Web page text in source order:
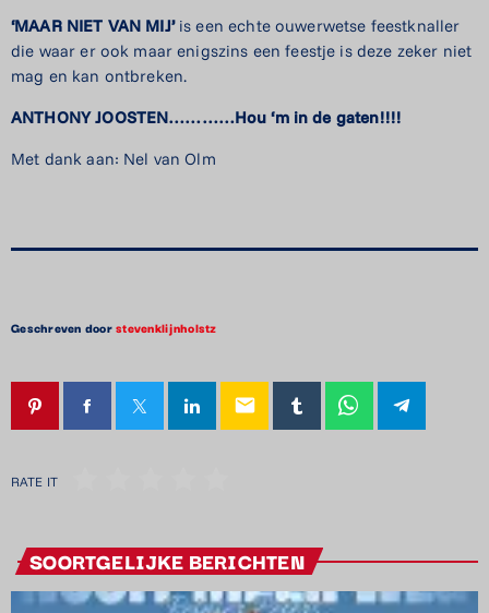
‘MAAR NIET VAN MIJ’is een echte ouwerwetse feestknaller
die waar er ook maar enigszins een feestje is deze zeker niet
mag en kan ontbreken.
ANTHONY JOOSTEN…………Hou ‘m in de gaten!!!!
Met dank aan: Nel van Olm
Geschreven doorstevenklijnholstz
email
RATE IT
SOORTGELIJKE BERICHTEN